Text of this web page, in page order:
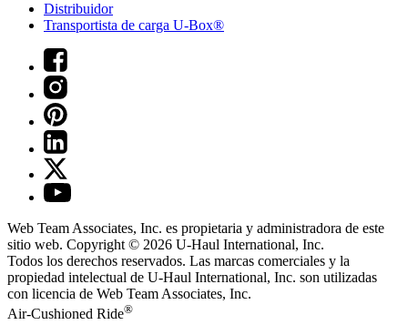
Distribuidor
Transportista de carga U-Box®
Web Team Associates, Inc. es propietaria y administradora de este
sitio web. Copyright © 2026 U-Haul International, Inc.
Todos los derechos reservados. Las marcas comerciales y la
propiedad intelectual de U-Haul International, Inc. son utilizadas
con licencia de Web Team Associates, Inc.
Air-Cushioned Ride®